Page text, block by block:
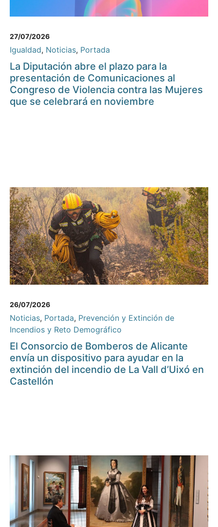
27/07/2026
Igualdad, Noticias, Portada
La Diputación abre el plazo para la
presentación de Comunicaciones al
Congreso de Violencia contra las Mujeres
que se celebrará en noviembre
26/07/2026
Noticias, Portada, Prevención y Extinción de
Incendios y Reto Demográfico
El Consorcio de Bomberos de Alicante
envía un dispositivo para ayudar en la
extinción del incendio de La Vall d’Uixó en
Castellón